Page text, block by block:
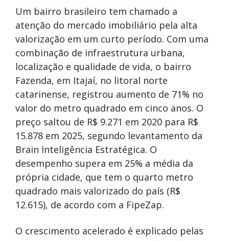
Um bairro brasileiro tem chamado a
atenção do mercado imobiliário pela alta
valorização em um curto período. Com uma
combinação de infraestrutura urbana,
localização e qualidade de vida, o bairro
Fazenda, em Itajaí, no litoral norte
catarinense, registrou aumento de 71% no
valor do metro quadrado em cinco anos. O
preço saltou de R$ 9.271 em 2020 para R$
15.878 em 2025, segundo levantamento da
Brain Inteligência Estratégica. O
desempenho supera em 25% a média da
própria cidade, que tem o quarto metro
quadrado mais valorizado do país (R$
12.615), de acordo com a FipeZap.
O crescimento acelerado é explicado pelas